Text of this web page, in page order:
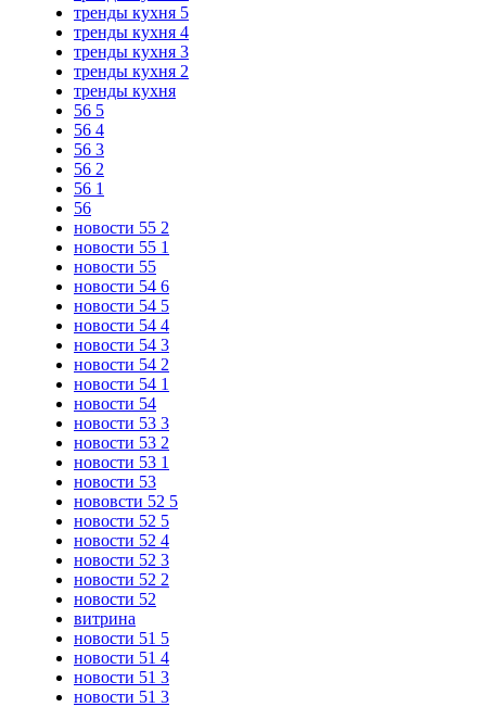
тренды кухня 5
тренды кухня 4
тренды кухня 3
тренды кухня 2
тренды кухня
56 5
56 4
56 3
56 2
56 1
56
новости 55 2
новости 55 1
новости 55
новости 54 6
новости 54 5
новости 54 4
новости 54 3
новости 54 2
новости 54 1
новости 54
новости 53 3
новости 53 2
новости 53 1
новости 53
нововсти 52 5
новости 52 5
новости 52 4
новости 52 3
новости 52 2
новости 52
витрина
новости 51 5
новости 51 4
новости 51 3
новости 51 3